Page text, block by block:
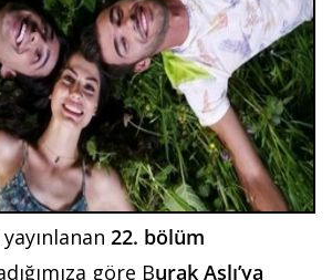
22. bölüm
göre Burak Aslı’ya